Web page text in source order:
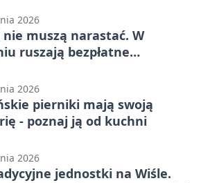
2026
nie muszą narastać. W
ruszają bezpłatne
2026
pierniki mają swoją
- poznaj ją od kuchni
2026
jednostki na Wiśle.